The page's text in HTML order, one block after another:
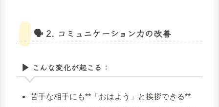
🗣️ 2. コミュニケーション力の改善
▶ こんな変化が起こる：
苦手な相手にも**「おはよう」と挨拶できる**